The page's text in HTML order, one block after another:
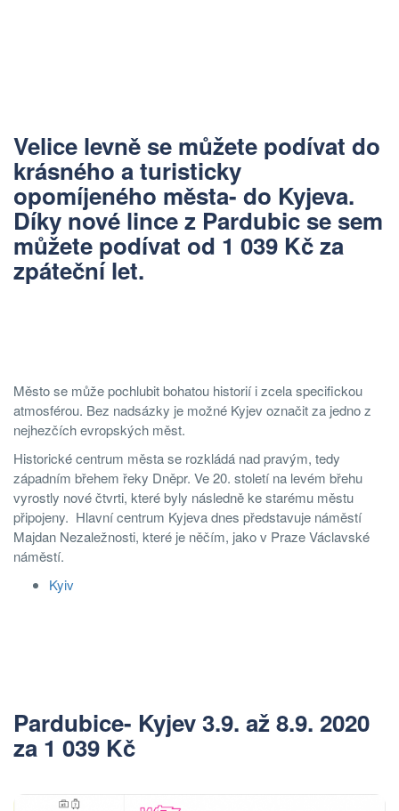
Velice levně se můžete podívat do
krásného a turisticky
opomíjeného města- do Kyjeva.
Díky nové lince z Pardubic se sem
můžete podívat od 1 039 Kč za
zpáteční let.
Město se může pochlubit bohatou historií i zcela specifickou
atmosférou. Bez nadsázky je možné Kyjev označit za jedno z
nejhezčích evropských měst.
Historické centrum města se rozkládá nad pravým, tedy
západním břehem řeky Dněpr. Ve 20. století na levém břehu
vyrostly nové čtvrti, které byly následně ke starému městu
připojeny. Hlavní centrum Kyjeva dnes představuje náměstí
Majdan Nezaležnosti, které je něčím, jako v Praze Václavské
náměstí.
Kyiv
Pardubice- Kyjev 3.9. až 8.9. 2020
za 1 039 Kč